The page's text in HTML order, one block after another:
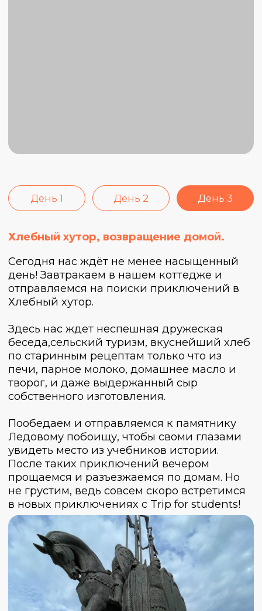
В случае неблагоприятных погодных
условий, организаторы оставляют за собой
право на изменение программы.
Выбери
удобный
вариант брони:
1.Оплатить турна сайте и быть
забронировано за тобой, и его точно никто
не заберёт. Остаётся только ждать начала
идеального путешествия.
2. Написать нам в Телеграммеи оплатить
только часть (30%)приключения, чтобы
оставить немного времени на то, чтобы все
тщательно спланировать и уговорить своих
друзей отправиться вместе с нами.
Наши менеджеры отвечают каждый
день с 10:00 до 22:00.
Выбирай лучший вариант, мы свяжемся с
тобой, ответим на все вопросы и уже
совсем скоро помчимся на встречу
приключениям.